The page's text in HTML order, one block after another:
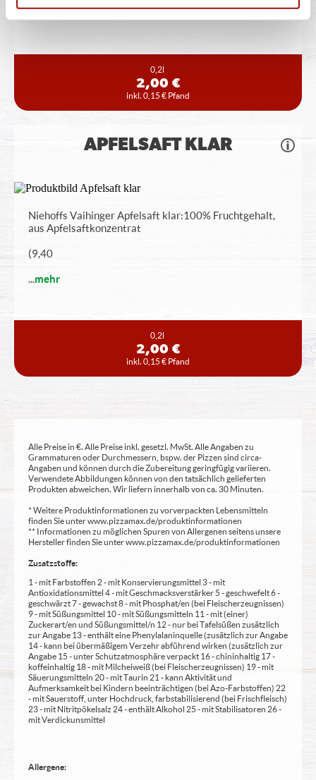
...mehr
0,2l
2,00 €
inkl. 0,15 € Pfand
APFELSAFT KLAR
Niehoffs Vaihinger Apfelsaft klar: 100% Fruchtgehalt,
aus Apfelsaftkonzentrat
(9,40
...mehr
0,2l
2,00 €
inkl. 0,15 € Pfand
Alle Preise in €. Alle Preise inkl. gesetzl. MwSt. Alle Angaben zu
Grammaturen oder Durchmessern, bspw. der Pizzen sind circa-
Angaben und können durch die Zubereitung geringfügig variieren.
Verwendete Abbildungen können von den tatsächlich gelieferten
Produkten abweichen. Wir liefern innerhalb von ca. 30 Minuten.
* Weitere Produktinformationen zu vorverpackten Lebensmitteln
finden Sie unter www.pizzamax.de/produktinformationen
** Informationen zu möglichen Spuren von Allergenen seitens unsere
Hersteller finden Sie unter www.pizzamax.de/produktinformationen
Zusatzstoffe:
1 - mit Farbstoffen 2 - mit Konservierungsmittel 3 - mit
Antioxidationsmittel 4 - mit Geschmacksverstärker 5 - geschwefelt 6 -
geschwärzt 7 - gewachst 8 - mit Phosphat/en (bei Fleischerzeugnissen)
9 - mit Süßungsmittel 10 - mit Süßungsmitteln 11 - mit (einer)
Zuckerart/en und Süßungsmittel/n 12 - nur bei Tafelsüßen zusätzlich
zur Angabe 13 - enthält eine Phenylalaninquelle (zusätzlich zur Angabe
14 - kann bei übermäßigem Verzehr abführend wirken (zusätzlich zur
Angabe 15 - unter Schutzatmosphäre verpackt 16 - chininhaltig 17 -
koffeinhaltig 18 - mit Milcheiweiß (bei Fleischerzeugnissen) 19 - mit
Säuerungsmitteln 20 - mit Taurin 21 - kann Aktivität und
Aufmerksamkeit bei Kindern beeinträchtigen (bei Azo-Farbstoffen) 22
- mit Sauerstoff, unter Hochdruck, farbstabilisierend (bei Frischfleisch)
23 - mit Nitritpökelsalz 24 - enthält Alkohol 25 - mit Stabilisatoren 26 -
mit Verdickunsmittel
Allergene: